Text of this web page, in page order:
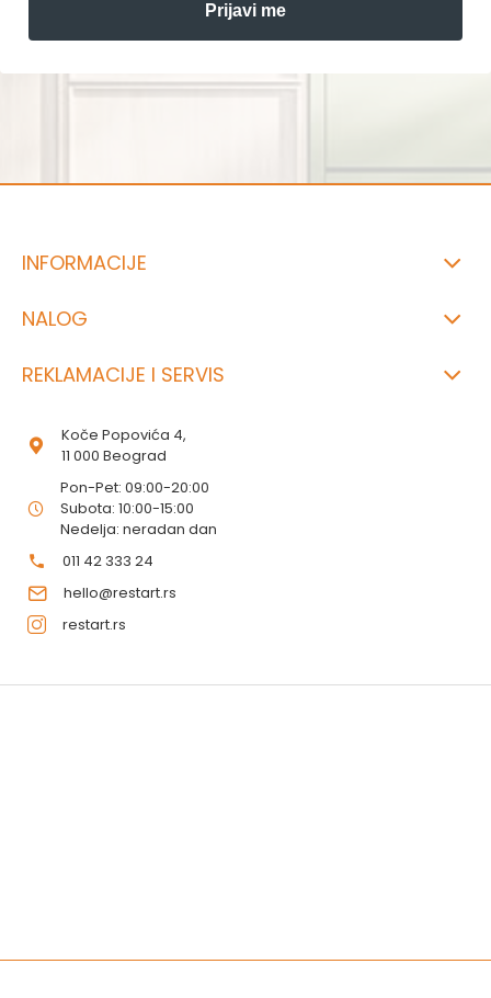
Prijavi me
INFORMACIJE
NALOG
REKLAMACIJE I SERVIS
Koče Popovića 4,
11 000 Beograd
Pon-Pet: 09:00-20:00
Subota: 10:00-15:00
Nedelja: neradan dan
011 42 333 24
hello@restart.rs
restart.rs